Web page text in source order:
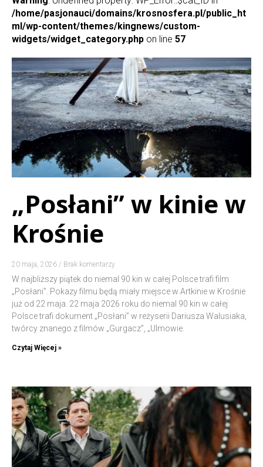
/home/pasjonauci/domains/krosnosfera.pl/public_ht
ml/wp-content/themes/kingnews/custom-
widgets/widget_category.php on line 57
„Posłani” w kinie w
Krośnie
20 maja, 2026 Brak komentarzy
W najbliższy piątek do niemal 90 kin w całej Polsce trafi film
„Posłani”. Pokazy filmu będą miały miejsce w Artkinie w Krośnie
już od 22 maja. 22 maja 2026 roku do niemal 90 kin w całej
Polsce trafi dokument „Posłani” w reżyserii Dariusza Walusiaka,
twórcy znanego z filmów „Gurgacz”, „Ulmowie.
Czytaj Więcej »